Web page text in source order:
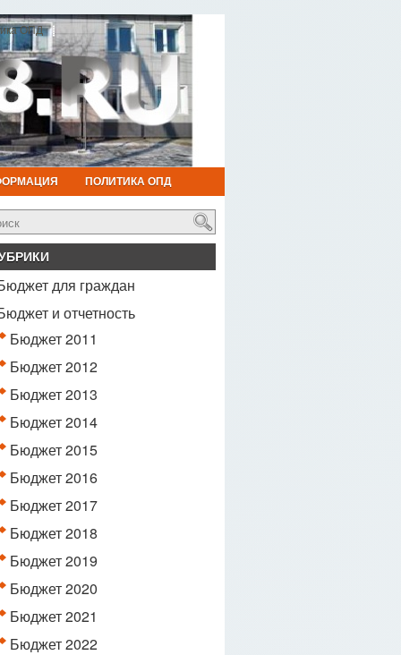
ОПД
ПОЛИТИКА ОПД
для граждан
и отчетность
Бюджет 2011
Бюджет 2012
Бюджет 2013
Бюджет 2014
Бюджет 2015
Бюджет 2016
Бюджет 2017
Бюджет 2018
Бюджет 2019
Бюджет 2020
Бюджет 2021
Бюджет 2022